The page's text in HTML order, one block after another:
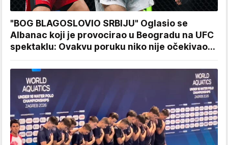
"BOG BLAGOSLOVIO SRBIJU" Oglasio se
Albanac koji je provocirao u Beogradu na UFC
spektaklu: Ovakvu poruku niko nije očekivao...